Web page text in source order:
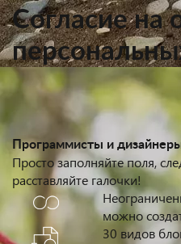
Согласие на
Программисты и
Просто заполняйте поля,
расставляйте галочки!
можно
30 видов